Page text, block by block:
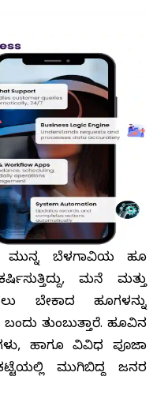
ಮುನ್ನ ಬೆಳಗಾವಿಯ ಹೂ
ಮನೆ ಮತ್ತು
ಬೇಕಾದ ಹೂಗಳನ್ನು
ತುಂಬುತ್ತಾರೆ. ಹೂವಿನ
ಹಾಗೂ ವಿವಿಧ ಪೂಜಾ
ಮುಗಿಬಿದ್ದ ಜನರ